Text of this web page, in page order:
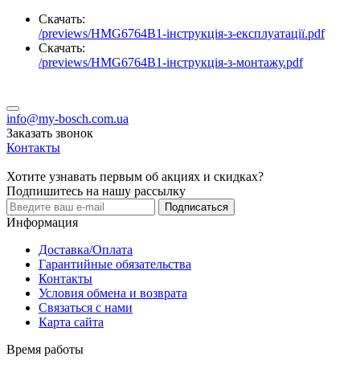
Скачать:
/previews/HMG6764B1-інструкція-з-експлуатації.pdf
Скачать:
/previews/HMG6764B1-інструкція-з-монтажу.pdf
info@my-bosch.com.ua
Заказать звонок
Контакты
Хотите узнавать первым об акциях и скидках?
Подпишитесь на нашу рассылку
Подписаться
Информация
Доставка/Оплата
Гарантийные обязательства
Контакты
Условия обмена и возврата
Связаться с нами
Карта сайта
Время работы